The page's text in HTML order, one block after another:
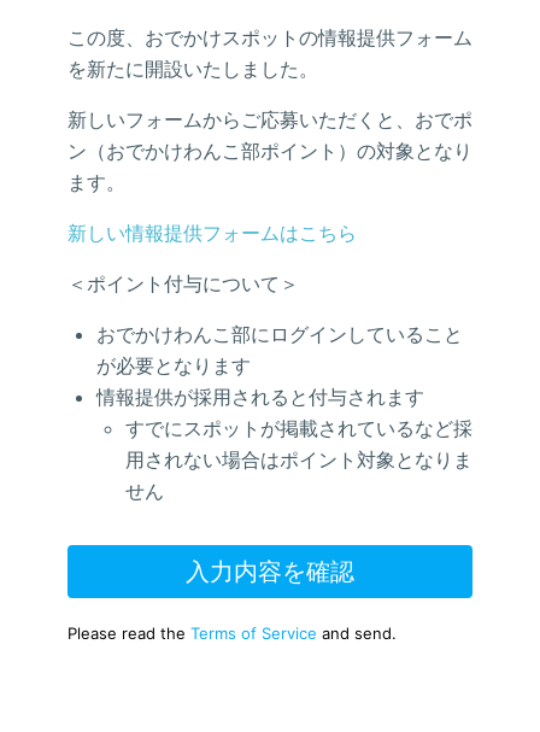
この度、おでかけスポットの情報提供フォーム
を新たに開設いたしました。
新しいフォームからご応募いただくと、おでポ
ン（おでかけわんこ部ポイント）の対象となり
ます。
新しい情報提供フォームはこちら
＜ポイント付与について＞
おでかけわんこ部にログインしていること
が必要となります
情報提供が採用されると付与されます
すでにスポットが掲載されているなど採
用されない場合はポイント対象となりま
せん
入力内容を確認
Please read the Terms of Service and send.